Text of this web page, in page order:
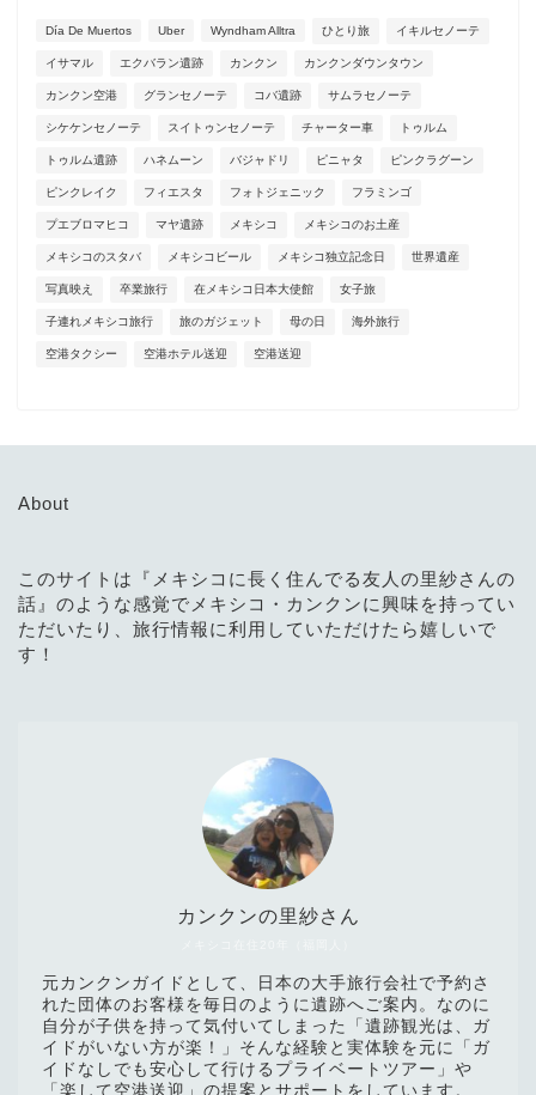
Día De Muertos Uber Wyndham Alltra ひとり旅 イキルセノーテ
イサマル エクバラン遺跡 カンクン カンクンダウンタウン
カンクン空港 グランセノーテ コバ遺跡 サムラセノーテ
シケケンセノーテ スイトゥンセノーテ チャーター車 トゥルム
トゥルム遺跡 ハネムーン バジャドリ ピニャタ ピンクラグーン
ピンクレイク フィエスタ フォトジェニック フラミンゴ
プエブロマヒコ マヤ遺跡 メキシコ メキシコのお土産
メキシコのスタバ メキシコビール メキシコ独立記念日 世界遺産
写真映え 卒業旅行 在メキシコ日本大使館 女子旅
子連れメキシコ旅行 旅のガジェット 母の日 海外旅行
空港タクシー 空港ホテル送迎 空港送迎
About
このサイトは『メキシコに長く住んでる友人の里紗さんの
話』のような感覚でメキシコ・カンクンに興味を持ってい
ただいたり、旅行情報に利用していただけたら嬉しいで
す！
カンクンの里紗さん
元カンクンガイドとして、日本の大手旅行会社で予約さ
れた団体のお客様を毎日のように遺跡へご案内。なのに
自分が子供を持って気付いてしまった「遺跡観光は、ガ
イドがいない方が楽！」そんな経験と実体験を元に「ガ
イドなしでも安心して行けるプライベートツアー」や
「楽して空港送迎」の提案とサポートをしています。